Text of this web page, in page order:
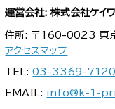
運営会社: 株式会社ケイ
住所: 〒160-0023 東
アクセスマップ
TEL:03-3369-7120
EMAIL: info@k-1-